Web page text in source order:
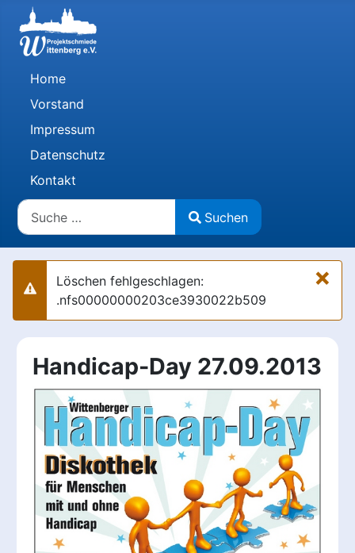
Home
Vorstand
Impressum
Datenschutz
Kontakt
Suchen
Type 2 or more characters for results.
Suchen
×
Warnung
Löschen fehlgeschlagen:
.nfs00000000203ce3930022b509
Handicap-Day 27.09.2013